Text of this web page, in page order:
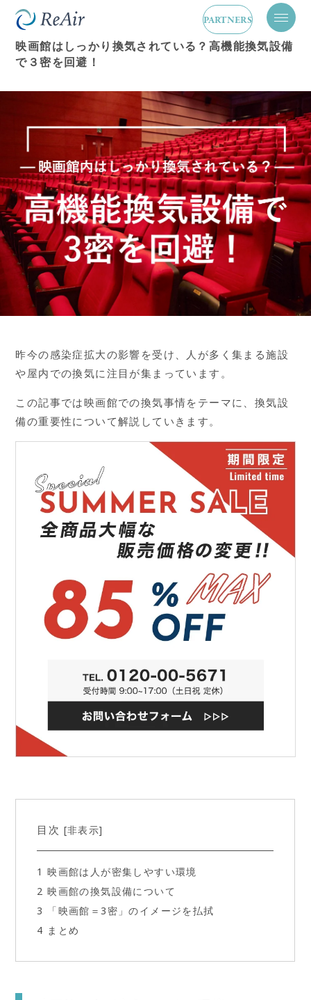
PARTNERS
メ
ニ
ュ
換気設備 2025.05.14
映画館はしっかり換気されている？高機能換気設備
で３密を回避！
昨今の感染症拡大の影響を受け、人が多く集まる施設
や屋内での換気に注目が集まっています。
この記事では映画館での換気事情をテーマに、換気設
備の重要性について解説していきます。
目次 [非表示]
1 映画館は人が密集しやすい環境
2 映画館の換気設備について
3
「映画館＝3密」のイメージを払拭
4 まとめ